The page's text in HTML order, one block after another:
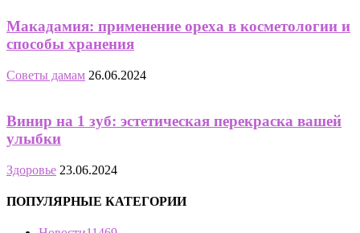
Макадамия: применение ореха в косметологии и
способы хранения
Советы дамам 26.06.2024
Винир на 1 зуб: эстетическая перекраска вашей
улыбки
Здоровье 23.06.2024
ПОПУЛЯРНЫЕ КАТЕГОРИИ